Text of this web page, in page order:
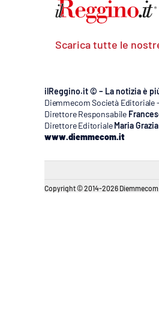
Scarica tutte le
ilReggino.it © – La notizia è
Diemmecom Società Editoriale
Direttore Responsabile
Direttore Editoriale Maria
www.diemmecom.it
Copyright © 2014-2026